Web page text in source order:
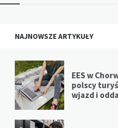
NAJNOWSZE ARTYKUŁY
EES w
polscy
wjazd i